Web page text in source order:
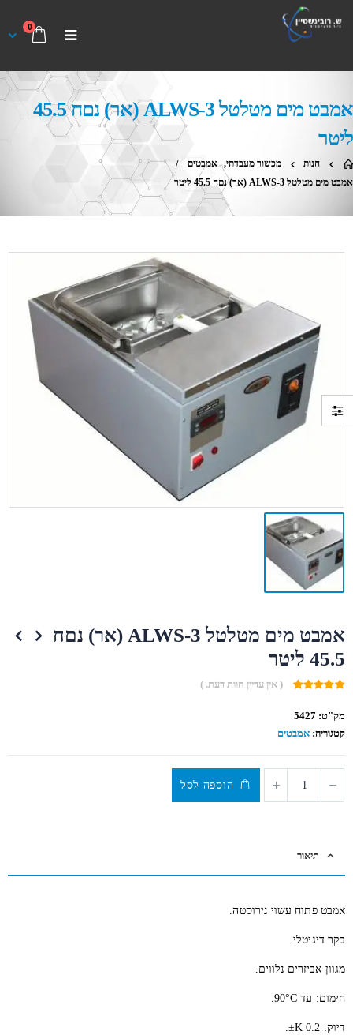
0
אמבט מים מטלטל ALWS-3 (אר) נםח 45.5
ליטר
חנות מכשור מעבדתי, אמבטים
אמבט מים מטלטל ALWS-3 (אר) נםח 45.5 ליטר
אמבט מים מטלטל ALWS-3 (אר) נםח
45.5 ליטר
out
of
5
( אין עדיין חוות דעת. )
מק"ט: 5427
קטגוריה: אמבטים
הוספה לסל
תיאור
אמבט פתוח עשוי נירוסטה.
בקר דיגיטלי.
מגוון אביזרים נלווים.
חימום: עד 90°C.
דיוק: 0.2 K±.